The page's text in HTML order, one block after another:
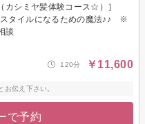
カシミヤ髪体験コース☆）］
タイルになるための魔法♪♪ ※
談
120分 ￥11,600
伝え下さい。
で予約